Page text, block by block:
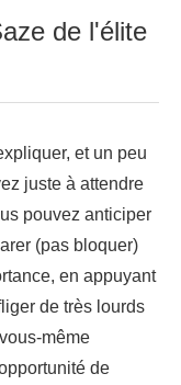
de l'élite
et un peu
juste à attendre
pouvez anticiper
(pas bloquer)
en appuyant
de très lourds
même
de